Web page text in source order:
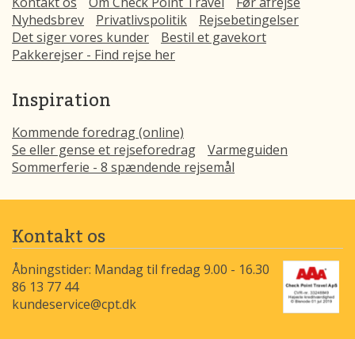
Nyhedsbrev
Privatlivspolitik
Rejsebetingelser
Det siger vores kunder
Bestil et gavekort
Pakkerejser - Find rejse her
Inspiration
Kommende foredrag (online)
Se eller gense et rejseforedrag
Varmeguiden
Sommerferie - 8 spændende rejsemål
Kontakt os
Åbningstider: Mandag til fredag 9.00 - 16.30
86 13 77 44
kundeservice@cpt.dk